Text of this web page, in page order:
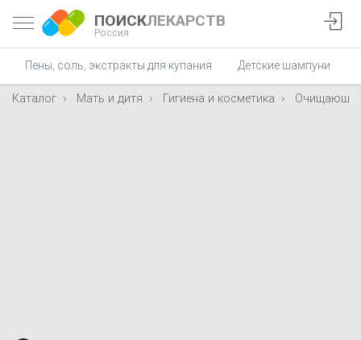
ПОИСКЛЕКАРСТВ
Россия
Пены, соль, экстракты для купания Детские шампуни
Каталог Мать и дитя Гигиена и косметика Очищающие